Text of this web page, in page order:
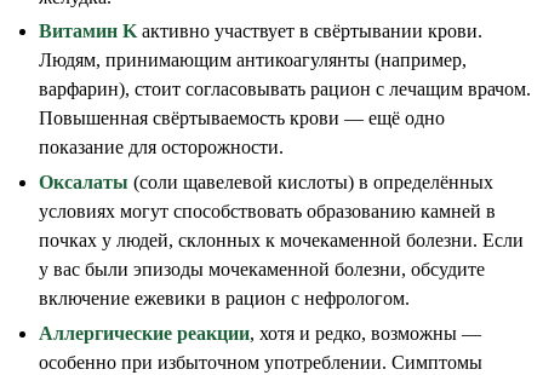
Витамин Kактивно участвует в свёртывании крови.
Людям, принимающим антикоагулянты (например,
варфарин), стоит согласовывать рацион с лечащим врачом.
Повышенная свёртываемость крови — ещё одно
показание для осторожности.
Оксалаты (соли щавелевой кислоты) в определённых
условиях могут способствовать образованию камней в
почках у людей, склонных к мочекаменной болезни. Если
у вас были эпизоды мочекаменной болезни, обсудите
включение ежевики в рацион с нефрологом.
Аллергические реакции, хотя и редко, возможны —
особенно при избыточном употреблении. Симптомы